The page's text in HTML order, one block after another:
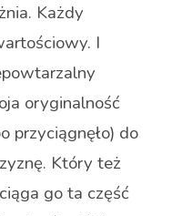
Każdy
I
oryginalność
przyciągnęło) do
Który też
go ta część